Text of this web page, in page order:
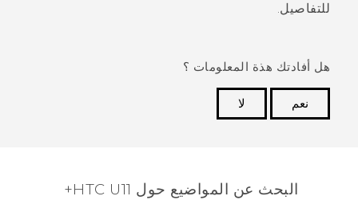
للتفاصيل.
هل أفادتك هذة المعلومات ؟
نعم
لا
البحث عن المواضيع حول HTC U11+